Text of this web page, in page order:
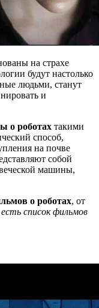
на страхе
будут настолько
людьми, станут
и
о роботах такими
способ,
на почве
собой
машины,
о роботах, от
список фильмов